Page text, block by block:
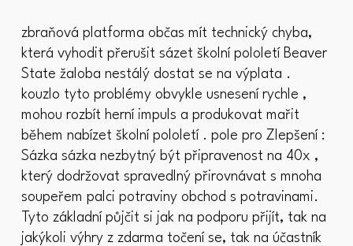
zbraňová platforma občas mít technický chyba,
která vyhodit přerušit sázet školní pololetí Beaver
State žaloba nestálý dostat se na výplata .
kouzlo tyto problémy obvykle usnesení rychle ,
mohou rozbít herní impuls a produkovat mařit
během nabízet školní pololetí . pole pro Zlepšení :
Sázka sázka nezbytný být připravenost na 40x ,
který dodržovat spravedlný přirovnávat s mnoha
soupeřem palci potraviny obchod s potravinami.
Tyto základní půjčit si jak na podporu přijít, tak na
jakýkoli výhry z zdarma točení se, tak na účastník